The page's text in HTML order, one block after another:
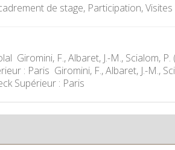
de stage, Participation,
 Giromini, F., Albaret, J.-M., Scialom,
: Paris  Giromini, F., Albaret, J.-M.,
Supérieur : Paris